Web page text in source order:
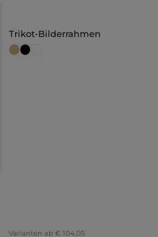
Trikot-Bilderrahmen
Varianten ab € 104,05